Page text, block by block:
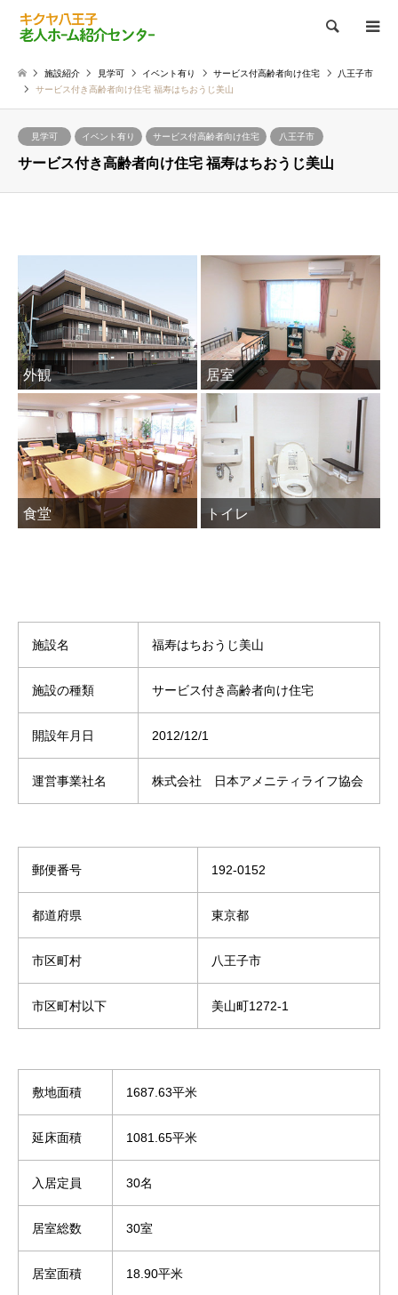
検索
施設紹介 見学可 イベント有り サービス付高齢者向け住宅
八王子市
サービス付き高齢者向け住宅 福寿はちおうじ美山
見学可 イベント有り サービス付高齢者向け住宅 八王子市
サービス付き高齢者向け住宅 福寿はちおうじ美山
外観 居室
食堂 トイレ
施設名 福寿はちおうじ美山
施設の種類 サービス付き高齢者向け住宅
開設年月日 2012/12/1
運営事業社名 株式会社 日本アメニティライフ協会
郵便番号 192-0152
都道府県 東京都
市区町村 八王子市
市区町村以下 美山町1272-1
敷地面積 1687.63平米
延床面積 1081.65平米
入居定員 30名
居室総数 30室
居室面積 18.90平米